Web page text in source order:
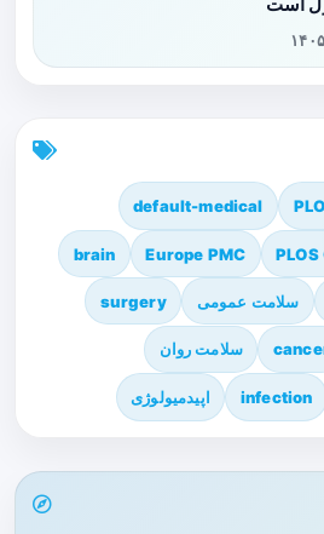
است
۱۵
default-medical
PLOS
Europe PMC
brain
سلامت عمومی surgery
سلامت روان
infection اپیدمیولوژی